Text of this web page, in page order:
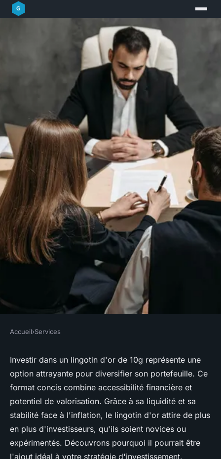
Pourquoi choisir le lingotin
d'or 10g pour diversifier vos
investissements ?
Victor•31 janvier 2025•7 min de lecture
Accueil›Services
Investir dans un lingotin d'or de 10g représente une
option attrayante pour diversifier son portefeuille. Ce
format concis combine accessibilité financière et
potentiel de valorisation. Grâce à sa liquidité et sa
stabilité face à l'inflation, le lingotin d'or attire de plus
en plus d'investisseurs, qu'ils soient novices ou
expérimentés. Découvrons pourquoi il pourrait être
l'ajout idéal à votre stratégie d'investissement.